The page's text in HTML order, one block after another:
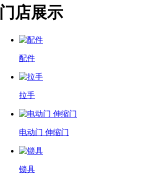
门店展示
配件
拉手
电动门 伸缩门
锁具